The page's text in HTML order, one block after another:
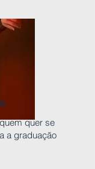
quer se
a graduação